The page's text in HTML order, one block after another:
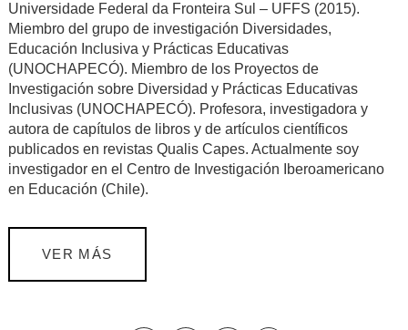
Universidade Federal da Fronteira Sul – UFFS (2015).
Miembro del grupo de investigación Diversidades,
Educación Inclusiva y Prácticas Educativas
(UNOCHAPECÓ). Miembro de los Proyectos de
Investigación sobre Diversidad y Prácticas Educativas
Inclusivas (UNOCHAPECÓ). Profesora, investigadora y
autora de capítulos de libros y de artículos científicos
publicados en revistas Qualis Capes. Actualmente soy
investigador en el Centro de Investigación Iberoamericano
en Educación (Chile).
VER MÁS